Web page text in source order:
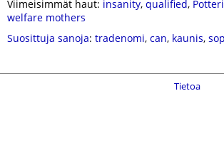
Viimeisimmät haut: insanity, qualified,
welfare mothers
Suosittuja sanoja: tradenomi, can, kaunis,
Tietoa